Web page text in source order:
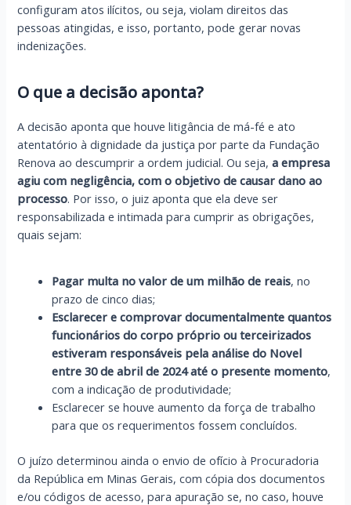
configuram atos ilícitos, ou seja, violam direitos das
pessoas atingidas, e isso, portanto, pode gerar novas
indenizações.
O que a decisão aponta?
A decisão aponta que houve litigância de má-fé e ato
atentatório à dignidade da justiça por parte da Fundação
Renova ao descumprir a ordem judicial. Ou seja,a empresa
agiu com negligência, com o objetivo de causar dano ao
processo. Por isso, o juiz aponta que ela deve ser
responsabilizada e intimada para cumprir as obrigações,
quais sejam:
Pagar multa no valor de um milhão de reais, no
prazo de cinco dias;
Esclarecer e comprovar documentalmente quantos
funcionários do corpo próprio ou terceirizados
estiveram responsáveis pela análise do Novel
entre 30 de abril de 2024 até o presente momento,
com a indicação de produtividade;
Esclarecer se houve aumento da força de trabalho
para que os requerimentos fossem concluídos.
O juízo determinou ainda o envio de ofício à Procuradoria
da República em Minas Gerais, com cópia dos documentos
e/ou códigos de acesso, para apuração se, no caso, houve